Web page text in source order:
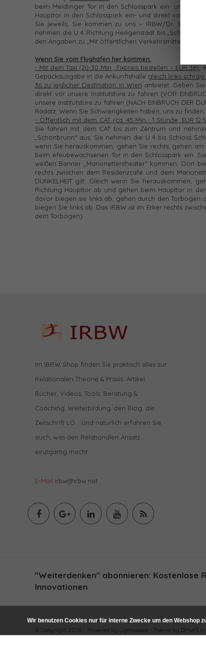
beim Meidlinger Tor in den Schlosspark ein- und direkt
Haupttor in den Schlosspark ein- und direkt vor unsere
Sie jeweils, Sie kommen zu uns – IRBW/Dr. Sonja
nehmen die U 4 Richtung Heiligenstadt bis „Schloss
den Angaben zu „Mit öffentlichen Verkehrsmitteln
Wenn Sie vom Flughafen her kommen:
- Mit dem Taxi (20-30 Min., Fixpreis bestellen – EUR 36):
Gepäckausgabe in die Ankunftshalle gleich links schräg
36 zu jeglicher Destination in Wien anbietet. Geben
direkt vor unsere Institutstüre zu fahren (VOR
unsere Institutstüre zu fahren (NACH EINBRUCH DER
Radatz. Wenn Sie Schwierigkeiten haben, uns zu
- Öffentlich mit dem CAT (ca. 45 Min.- 1 Stunde, EUR
Sie fahren mit dem CAT bis zum Zentrum und
„Schönbrunn“ aus. Sie nehmen die U 4 bis Schloss
wenn Sie herauskommen, gehen Sie rechts, gehen
beim efeubewachsenen Tor in den Schlosspark ein.
weißen Banner „Marionettentheater“ kommen. Dort
rechts zwischen dem Residenzcafé und dem
DUNKELHEIT gilt: Gleich wenn Sie herauskommen,
Richtung Haupttor ab und gehen beim Haupttor in
davor biegen sie links ab, gehen durch den Torbogen
biegen Sie links ab. Das IRBW ist im Erker rechts
dem Torbogen).
Im IBRW Shop finden Sie praktisch alles zur
Relationalen Theorie & Praxis: Artikel,
Bücher, Videos, Tools, Beratung &
Coaching, Weiterbildung, den Blog, die
Zeitschrift LO… Und natürlich erfahren Sie
auch, was den Relationalen Ansatz
einzigartig macht.
E-Mail irbw@irbw.net
"Weiterdenken" abonnieren: Kostenlose
Innovationen
© Copyright 2026 - Powered by Lightspeed - Theme by DMWS.nl
Wir benutzen Cookies nur für interne Zwecke um den Webshop